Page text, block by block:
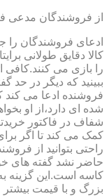
از فروشندگان مدعی
ادعای فروشندگان را
کالا دقایق طولانی
را بازی می کنند.کافی
ببینید که دیگر در حد
فروشنده ادعا می کند
شده ای دارد،از او
شفاف در فاکتور
کمک می کند تا اگر
راحتی بتوانید از
حاضر نشد گفته های
کاسه است.این گزینه
بزرگ و با قیمت بیشتر